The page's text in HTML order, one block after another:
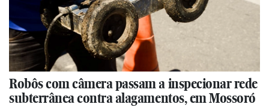
Robôs com câmera passam a inspecionar rede
subterrânea contra alagamentos, em Mossoró